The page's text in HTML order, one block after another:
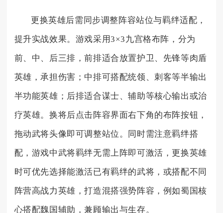
更换英雄后需同步调整阵容站位与羁绊适配，
提升实战效果。游戏采用3×3九宫格布阵，分为
前、中、后三排，前排适合放置护卫、先锋等肉盾
英雄，承担伤害；中排可搭配统领、刺客等半输出
半功能英雄；后排适合谋士、辅助等核心输出或治
疗英雄。换将后点击阵容界面右下角的布阵按钮，
拖动武将头像即可调整站位。同时需注意羁绊搭
配，游戏中武将羁绊无需上阵即可激活，更换英雄
时可优先选择能激活已有羁绊的武将，或搭配不同
阵营高战力英雄，打造混搭强势阵容，例如蜀国核
心搭配魏国辅助，兼顾输出与生存。